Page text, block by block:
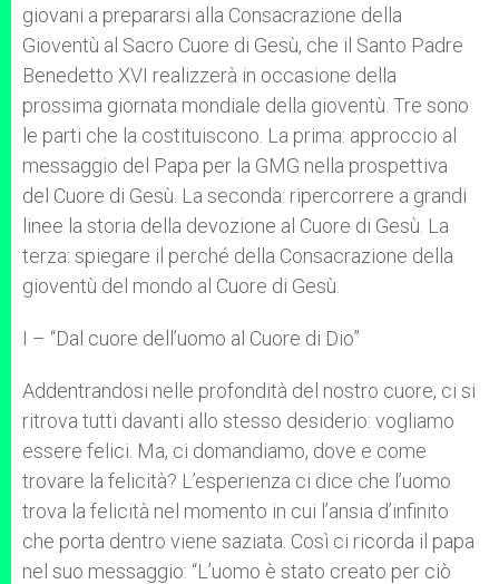
giovani a prepararsi alla Consacrazione della
Gioventù al Sacro Cuore di Gesù, che il Santo Padre
Benedetto XVI realizzerà in occasione della
prossima giornata mondiale della gioventù. Tre sono
le parti che la costituiscono. La prima: approccio al
messaggio del Papa per la GMG nella prospettiva
del Cuore di Gesù. La seconda: ripercorrere a grandi
linee la storia della devozione al Cuore di Gesù. La
terza: spiegare il perché della Consacrazione della
gioventù del mondo al Cuore di Gesù.
I – “Dal cuore dell’uomo al Cuore di Dio”
Addentrandosi nelle profondità del nostro cuore, ci si
ritrova tutti davanti allo stesso desiderio: vogliamo
essere felici. Ma, ci domandiamo, dove e come
trovare la felicità? L’esperienza ci dice che l’uomo
trova la felicità nel momento in cui l’ansia d’infinito
che porta dentro viene saziata. Così ci ricorda il papa
nel suo messaggio: “L’uomo è stato creato per ciò